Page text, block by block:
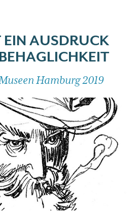
EIN AUSDRUCK
Hamburg 2019